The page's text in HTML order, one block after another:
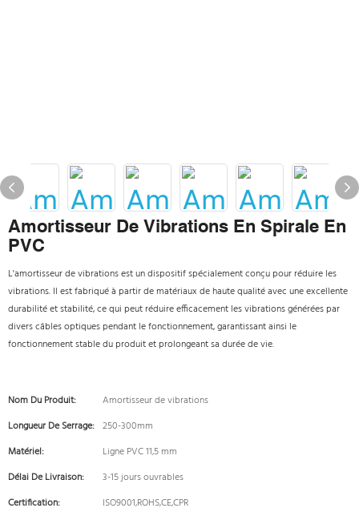
Amortisseur De Vibrations En Spirale En
PVC
L'amortisseur de vibrations est un dispositif spécialement conçu pour réduire les
vibrations. Il est fabriqué à partir de matériaux de haute qualité avec une excellente
durabilité et stabilité, ce qui peut réduire efficacement les vibrations générées par
divers câbles optiques pendant le fonctionnement, garantissant ainsi le
fonctionnement stable du produit et prolongeant sa durée de vie.
Nom Du Produit:
Amortisseur de vibrations
Longueur De Serrage: 250-300mm
Matériel:
Ligne PVC 11,5 mm
Délai De Livraison:
3-15 jours ouvrables
Certification:
ISO9001,ROHS,CE,CPR